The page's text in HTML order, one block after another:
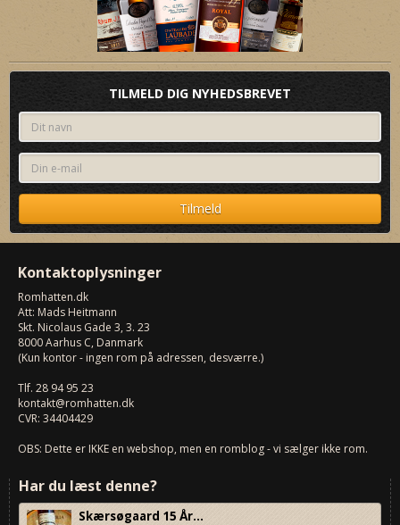
TILMELD DIG NYHEDSBREVET
Kontaktoplysninger
Romhatten.dk
Att: Mads Heitmann
Skt. Nicolaus Gade 3, 3. 23
8000Aarhus C, Danmark
(Kun kontor - ingen rom på adressen, desværre.)
Tlf. 28 94 95 23
kontakt@romhatten.dk
CVR: 34404429
OBS: Dette er IKKE en webshop, men en romblog - vi sælger ikke rom.
Har du læst denne?
Skærsøgaard 15 År...